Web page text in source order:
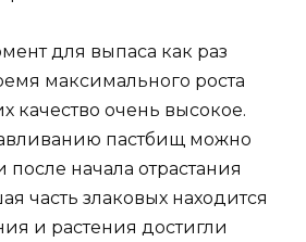
для выпаса как раз
максимального роста
качество очень высокое.
пастбищ можно
начала отрастания
часть злаковых находится
и растения достигли